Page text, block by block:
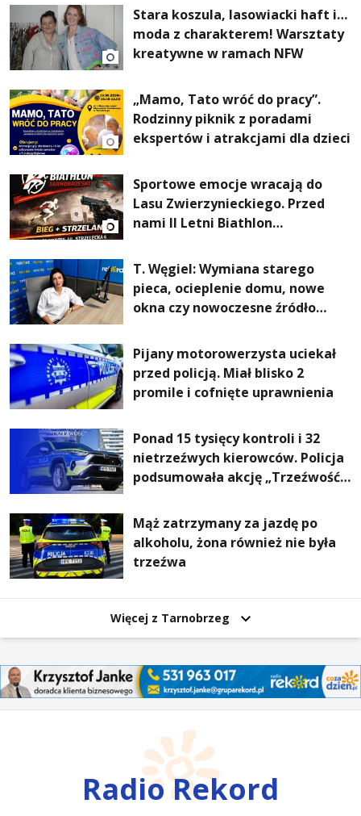
Stara koszula, lasowiacki haft i…
moda z charakterem! Warsztaty
kreatywne w ramach NFW
„Mamo, Tato wróć do pracy”.
Rodzinny piknik z poradami
ekspertów i atrakcjami dla dzieci
Sportowe emocje wracają do
Lasu Zwierzynieckiego. Przed
nami II Letni Biathlon
T. Węgiel: Wymiana starego
pieca, ocieplenie domu, nowe
okna czy nowoczesne źródło
rachunki za energię, lepszy
komfort życia i... czystsze
powietrze
Pijany motorowerzysta uciekał
przed policją. Miał blisko 2
promile i cofnięte uprawnienia
Ponad 15 tysięcy kontroli i 32
nietrzeźwych kierowców. Policja
podsumowała akcję „Trzeźwość”
Mąż zatrzymany za jazdę po
alkoholu, żona również nie była
trzeźwa
Więcej z Tarnobrzeg
Radio Rekord